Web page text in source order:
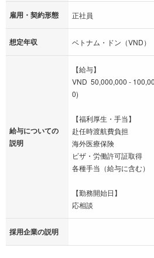
雇用・契約形態 正社員
想定年収 ベトナム・ドン（VND
給与についての
説明
【給与】
VND 50,000,000 -
0)
【福利厚生・手当】
赴任時渡航費負担
海外医療保険
ビザ・労働許可証取得
各種手当（給与に含む）
【勤務開始日】
応相談
採用企業の説明